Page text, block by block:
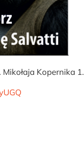
Kopernika 1.